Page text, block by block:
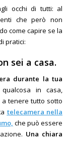
occhi di tutti: al
che però non
come capire se la
pratici:
sei a casa.
durante la tua
in casa,
tenere tutto sotto
telecamera nella
che può essere
Una chiara